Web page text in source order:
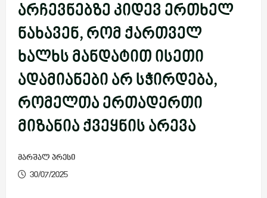
არჩევნებზე კიდევ ერთხელ
ნახავენ, რომ ქართველ
ხალხს მანდატით ისეთი
ადამიანები არ სჭირდება,
რომელთა ერთადერთი
მიზანია ქვეყნის არევა
მარშალ პრესი
30/07/2025